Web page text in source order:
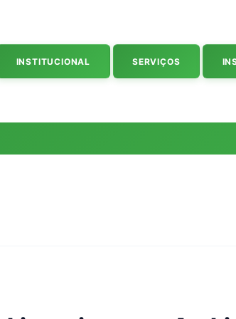
INSTITUCIONAL SERVIÇOS